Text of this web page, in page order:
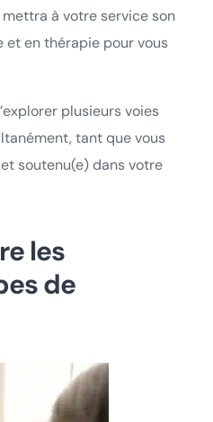
mettra à votre service son
et en thérapie pour vous
plusieurs voies
tant que vous
soutenu(e) dans votre
les
de